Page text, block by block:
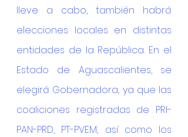
lleve a cabo, también habrá
elecciones locales en distintas
entidades de la República. En el
Estado de Aguascalientes, se
elegirá Gobernadora, ya que las
coaliciones registradas de PRI-
PAN-PRD, PT-PVEM, así como los